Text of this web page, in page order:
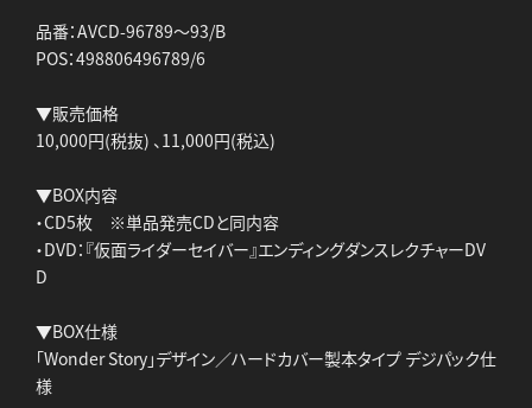
品番：AVCD-96789～93/B
POS：498806496789/6
▼販売価格
10,000円(税抜) 、11,000円(税込)
▼BOX内容
・CD5枚 ※単品発売CDと同内容
・DVD：『仮面ライダーセイバー』エンディングダンスレクチャーDV
D
▼BOX仕様
「Wonder Story」デザイン／ハードカバー製本タイプ デジパック仕
様